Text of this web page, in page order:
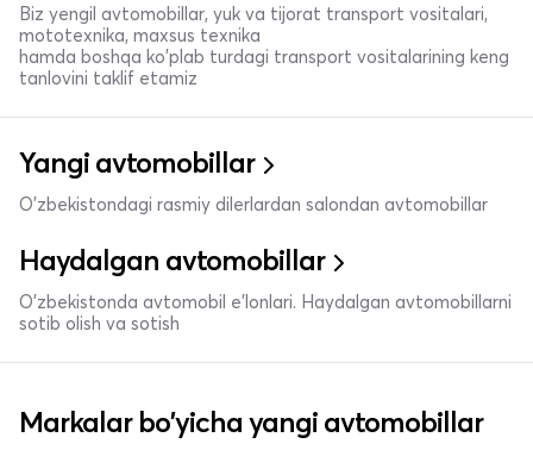
Biz yengil avtomobillar, yuk va tijorat transport vositalari,
mototexnika, maxsus texnika
hamda boshqa ko'plab turdagi transport vositalarining keng
tanlovini taklif etamiz
Yangi avtomobillar
O'zbekistondagi rasmiy dilerlardan salondan avtomobillar
Haydalgan avtomobillar
O'zbekistonda avtomobil e’lonlari. Haydalgan avtomobillarni
sotib olish va sotish
Markalar bo'yicha yangi avtomobillar